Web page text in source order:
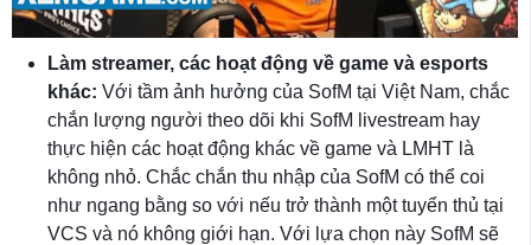
Làm streamer, các hoạt động về game và esports
khác: Với tầm ảnh hưởng của SofM tại Việt Nam, chắc
chắn lượng người theo dõi khi SofM livestream hay
thực hiện các hoạt động khác về game và LMHT là
không nhỏ. Chắc chắn thu nhập của SofM có thể coi
như ngang bằng so với nếu trở thành một tuyển thủ tại
VCS và nó không giới hạn. Với lựa chọn này SofM sẽ